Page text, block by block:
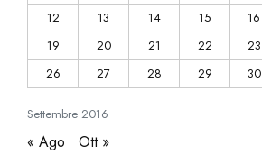
Settembre 2016
12
13 14 15 16
19
20 21 22 23
26
27 28 29 30
« Ago Ott »